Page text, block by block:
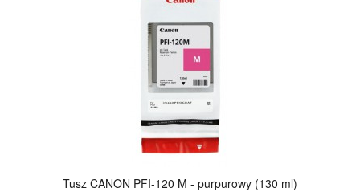
Tusz CANON PFI-120 M - purpurowy (130 ml)